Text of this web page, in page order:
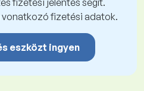
fizetési jelentés segít.
vonatkozó fizetési adatok.
eszközt ingyen